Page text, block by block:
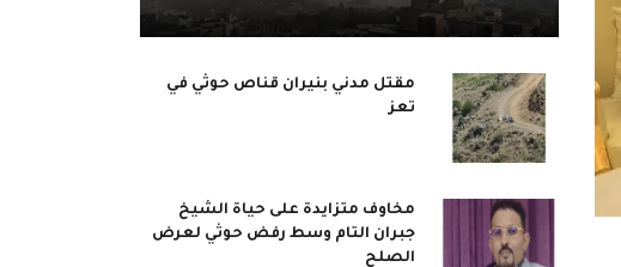
مقتل مدني بنيران قناص حوثي في
تعز
مخاوف متزايدة على حياة الشيخ
جبران التام وسط رفض حوثي لعرض
الصلح